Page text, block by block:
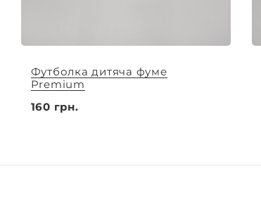
Футболка дитяча фуме
Premium
160 грн.